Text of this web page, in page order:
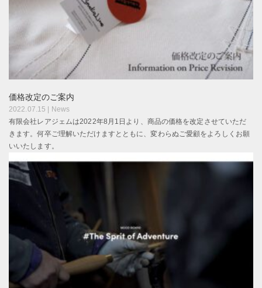
価格改定のご案内
2022.07.15 |
News
有限会社レアジェムは2022年8月1日より、商品の価格を改定させていただ
きます。何卒ご理解いただけますとともに、変わらぬご愛顧をよろしくお願
いいたします。